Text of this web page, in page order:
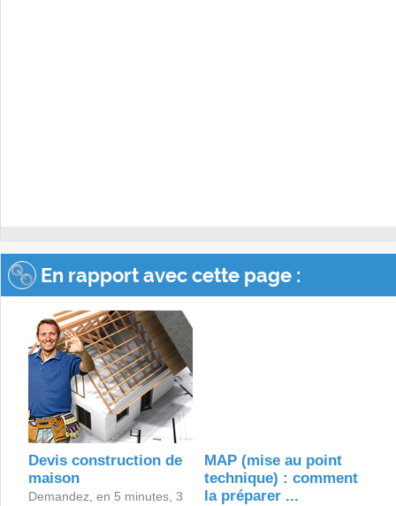
En rapport avec cette page :
Devis construction de
maison
Demandez, en 5 minutes, 3
MAP (mise au point
technique) : comment
la préparer ...